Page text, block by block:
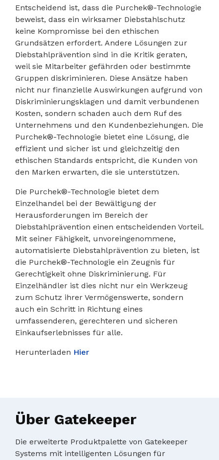
Entscheidend ist, dass die Purchek®-Technologie
beweist, dass ein wirksamer Diebstahlschutz
keine Kompromisse bei den ethischen
Grundsätzen erfordert. Andere Lösungen zur
Diebstahlprävention sind in die Kritik geraten,
weil sie Mitarbeiter gefährden oder bestimmte
Gruppen diskriminieren. Diese Ansätze haben
nicht nur finanzielle Auswirkungen aufgrund von
Diskriminierungsklagen und damit verbundenen
Kosten, sondern schaden auch dem Ruf des
Unternehmens und den Kundenbeziehungen. Die
Purchek®-Technologie bietet eine Lösung, die
effizient und sicher ist und gleichzeitig den
ethischen Standards entspricht, die Kunden von
den Marken erwarten, die sie unterstützen.
Die Purchek®-Technologie bietet dem
Einzelhandel bei der Bewältigung der
Herausforderungen im Bereich der
Diebstahlprävention einen entscheidenden Vorteil.
Mit seiner Fähigkeit, unvoreingenommene,
automatisierte Diebstahlprävention zu bieten, ist
die Purchek®-Technologie ein Zeugnis für
Gerechtigkeit ohne Diskriminierung. Für
Einzelhändler ist dies nicht nur ein Werkzeug
zum Schutz ihrer Vermögenswerte, sondern
auch ein Schritt in Richtung eines
umfassenderen, gerechteren und sicheren
Einkaufserlebnisses für alle.
Herunterladen Hier
Über Gatekeeper
Die erweiterte Produktpalette von Gatekeeper
Systems mit intelligenten Lösungen für